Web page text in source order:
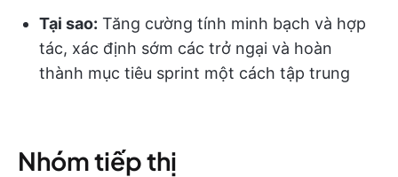
Tại sao: Tăng cường tính minh bạch và hợp
tác, xác định sớm các trở ngại và hoàn
thành mục tiêu sprint một cách tập trung
Nhóm tiếp thị